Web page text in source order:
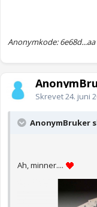
Anonymkode:
Skrevet24. juni
AnonymBruker
Ah, minner....